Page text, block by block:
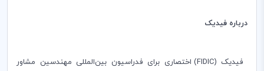
درباره فیدیک
فیدیک (FIDIC) اختصاری برای فدراسیون بین‌المللی مهندسین مشاور